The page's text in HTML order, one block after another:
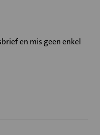
en mis geen enkel